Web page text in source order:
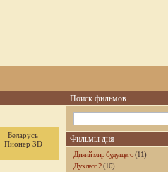
Беларусь
Пионер 3D
Поиск фильмов
Фильмы дня
Дикий мир будущего(11)
Духлесс 2(10)